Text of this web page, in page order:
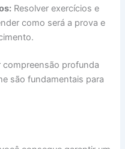
Resolver exercícios e
como será a prova e
profunda
são fundamentais para